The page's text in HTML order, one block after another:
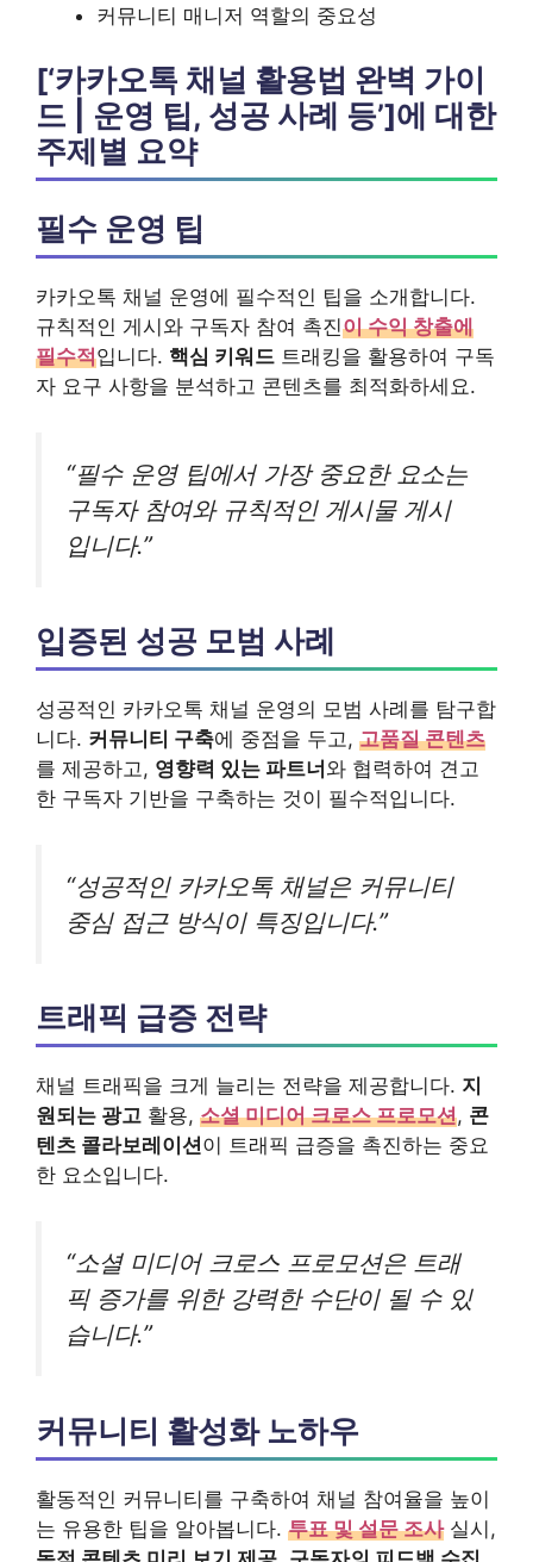
커뮤니티 매니저 역할의 중요성
[‘카카오톡 채널 활용법 완벽 가이
드 | 운영 팁, 성공 사례 등’]에 대한
주제별 요약
필수 운영 팁
카카오톡 채널 운영에 필수적인 팁을 소개합니다.
규칙적인 게시와 구독자 참여 촉진이 수익 창출에
필수적입니다. 핵심 키워드 트래킹을 활용하여 구독
자 요구 사항을 분석하고 콘텐츠를 최적화하세요.
“필수 운영 팁에서 가장 중요한 요소는
구독자 참여와 규칙적인 게시물 게시
입니다.”
입증된 성공 모범 사례
성공적인 카카오톡 채널 운영의 모범 사례를 탐구합
니다. 커뮤니티 구축에 중점을 두고, 고품질 콘텐츠
를 제공하고, 영향력 있는 파트너 와 협력하여 견고
한 구독자 기반을 구축하는 것이 필수적입니다.
“성공적인 카카오톡 채널은 커뮤니티
중심 접근 방식이 특징입니다.”
트래픽 급증 전략
채널 트래픽을 크게 늘리는 전략을 제공합니다. 지
원되는 광고 활용, 소셜 미디어 크로스 프로모션, 콘
텐츠 콜라보레이션이 트래픽 급증을 촉진하는 중요
한 요소입니다.
“소셜 미디어 크로스 프로모션은 트래
픽 증가를 위한 강력한 수단이 될 수 있
습니다.”
커뮤니티 활성화 노하우
활동적인 커뮤니티를 구축하여 채널 참여율을 높이
는 유용한 팁을 알아봅니다. 투표 및 설문 조사실시,